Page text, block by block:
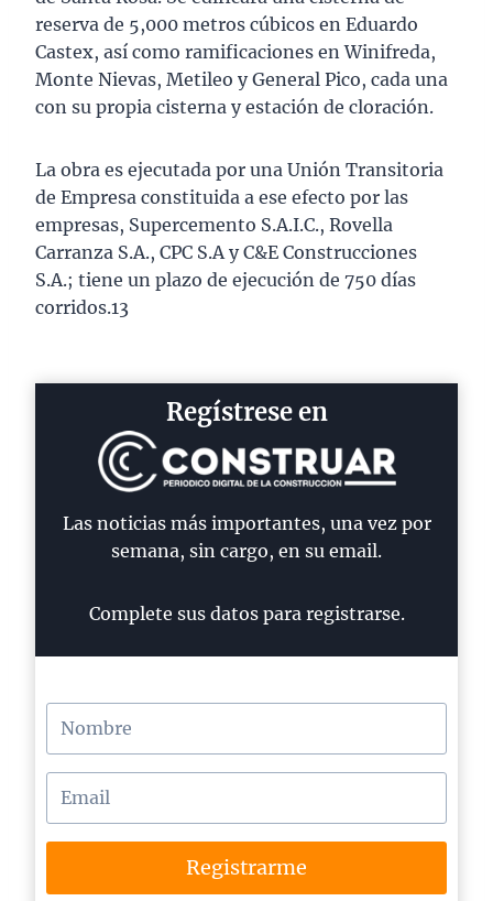
reserva de 5,000 metros cúbicos en Eduardo
Castex, así como ramificaciones en Winifreda,
Monte Nievas, Metileo y General Pico, cada una
con su propia cisterna y estación de cloración.
La obra es ejecutada por una Unión Transitoria
de Empresa constituida a ese efecto por las
empresas, Supercemento S.A.I.C., Rovella
Carranza S.A., CPC S.A y C&E Construcciones
S.A.; tiene un plazo de ejecución de 750 días
corridos.13
Regístrese en
Las noticias más importantes, una vez por
semana, sin cargo, en su email.
Complete sus datos para registrarse.
Registrarme